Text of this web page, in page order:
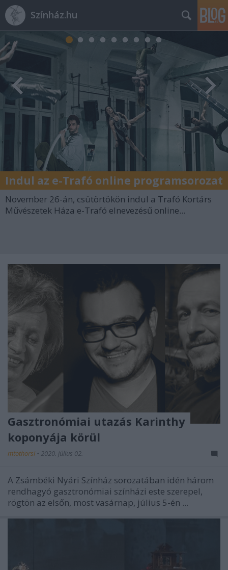
Színház.hu
Indul az e-Trafó online programsorozat
November 26-án, csütörtökön indul a Trafó Kortárs
Művészetek Háza e-Trafó elnevezésű online...
Gasztronómiai utazás Karinthy
koponyája körül
mtothorsi • 2020. július 02.
A Zsámbéki Nyári Színház sorozatában idén három
rendhagyó gasztronómiai színházi este szerepel,
rögtön az elsőn, most vasárnap, július 5-én ...